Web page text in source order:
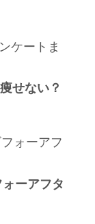
せない？
ーアフタ